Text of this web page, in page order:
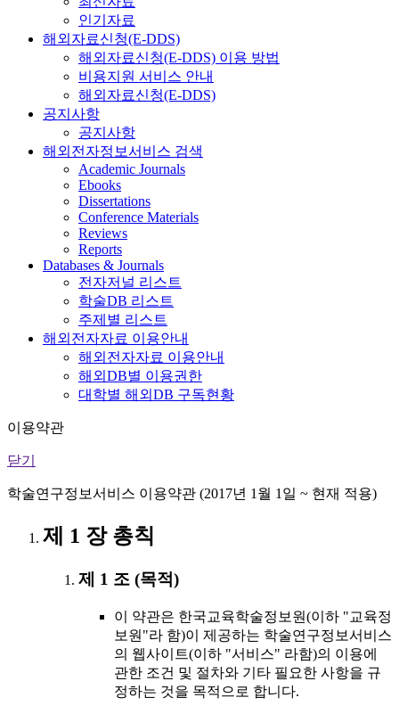
인기자료
해외자료신청(E-DDS)
해외자료신청(E-DDS) 이용 방법
비용지원 서비스 안내
해외자료신청(E-DDS)
공지사항
공지사항
해외전자정보서비스 검색
Academic Journals
Ebooks
Dissertations
Conference Materials
Reviews
Reports
Databases & Journals
전자저널 리스트
학술DB 리스트
주제별 리스트
해외전자자료 이용안내
해외전자자료 이용안내
해외DB별 이용권한
대학별 해외DB 구독현황
이용약관
닫기
학술연구정보서비스 이용약관 (2017년 1월 1일 ~ 현재 적용)
제 1 장 총칙
제 1 조 (목적)
이 약관은 한국교육학술정보원(이하 "교육정
보원"라 함)이 제공하는 학술연구정보서비스
의 웹사이트(이하 "서비스" 라함)의 이용에
관한 조건 및 절차와 기타 필요한 사항을 규
정하는 것을 목적으로 합니다.